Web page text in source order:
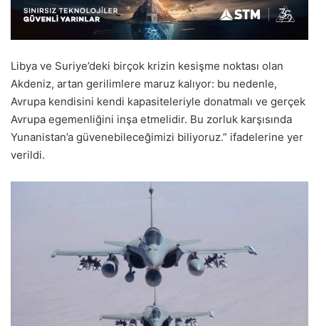
Libya ve Suriye’deki birçok krizin kesişme noktası olan
Akdeniz, artan gerilimlere maruz kalıyor: bu nedenle,
Avrupa kendisini kendi kapasiteleriyle donatmalı ve gerçek
Avrupa egemenliğini inşa etmelidir. Bu zorluk karşısında
Yunanistan’a güvenebileceğimizi biliyoruz.” ifadelerine yer
verildi.